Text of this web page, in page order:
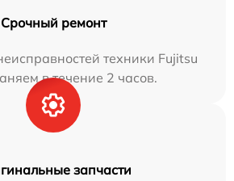
Срочный ремонт
техники Fujitsu
в течение 2 часов.
запчасти